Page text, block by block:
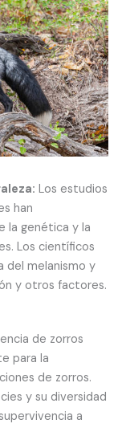
Los estudios
han
la genética y la
Los científicos
del melanismo y
y otros factores.
de zorros
para la
de zorros.
y su diversidad
a